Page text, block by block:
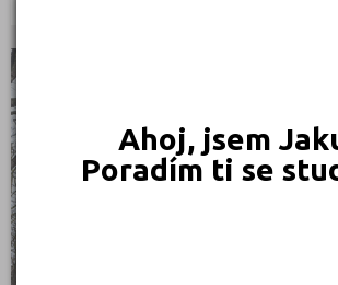
Ahoj, jsem
Poradím ti se